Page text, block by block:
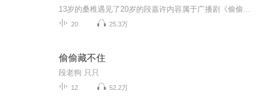
20 25.3万
偷偷藏不住
段老狗 只只
12 52.2万